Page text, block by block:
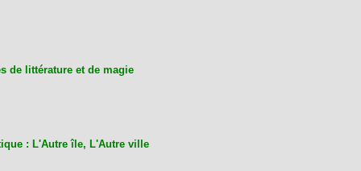
de littérature et de magie
: L'Autre île, L'Autre ville